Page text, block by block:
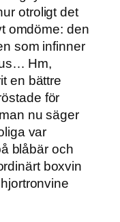
otroligt det
omdöme: den
som infinner
Hm,
en bättre
för
nu säger
var
blåbär och
boxvin